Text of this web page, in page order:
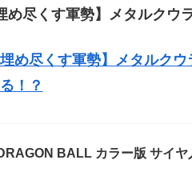
め尽くす軍勢】メタルクウ
め尽くす軍勢】メタルク
！？
BALL カラー版 サイ